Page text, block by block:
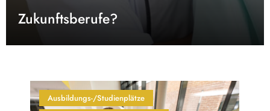
Zukunftsberufe?
Ausbildungs-/Studienplätze